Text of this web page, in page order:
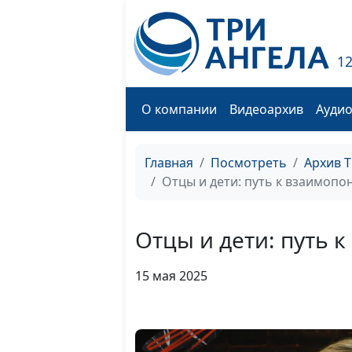
О компании Видеоархив
Главная Посмотреть
Архив
Отцы и дети: путь к
Отцы и дети: путь
15 мая 2025